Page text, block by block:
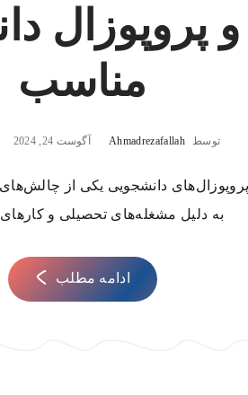
و پروپوزال
مناسب
توسط Ahmadrezafallah آگوست 24, 2024
دانشجویی یکی از
به دلیل مشغله‌های تحصیلی و کارهای
ادامه مطلب